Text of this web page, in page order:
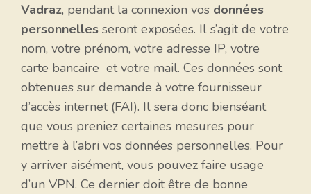
Vadraz, pendant la connexion vos données
personnelles seront exposées. Il s’agit de votre
nom, votre prénom, votre adresse IP, votre
carte bancaire et votre mail. Ces données sont
obtenues sur demande à votre fournisseur
d’accès internet (FAI). Il sera donc bienséant
que vous preniez certaines mesures pour
mettre à l’abri vos données personnelles. Pour
y arriver aisément, vous pouvez faire usage
d’un VPN. Ce dernier doit être de bonne